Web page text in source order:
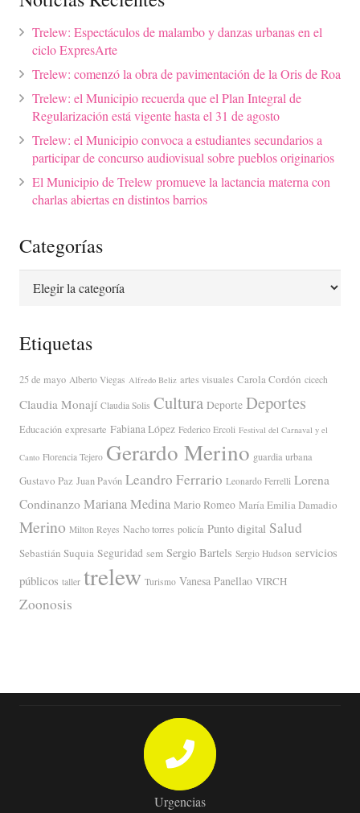
Trelew: Espectáculos de malambo y danzas urbanas en el
ciclo ExpresArte
Trelew: comenzó la obra de pavimentación de la Oris de Roa
Trelew: el Municipio recuerda que el Plan Integral de
Regularización está vigente hasta el 31 de agosto
Trelew: el Municipio convoca a estudiantes secundarios a
participar de concurso audiovisual sobre pueblos originarios
El Municipio de Trelew promueve la lactancia materna con
charlas abiertas en distintos barrios
Categorías
Etiquetas
25 de mayo Alberto Viegas Alfredo Beliz artes visuales Carola Cordón cicech
Claudia Monají Claudia Solis Cultura Deporte Deportes
Educación expresarte Fabiana López Federico Ercoli Festival del Carnaval y el
Canto Florencia Tejero Gerardo Merino guardia urbana
Gustavo Paz Juan Pavón Leandro Ferrario Leonardo Ferrelli Lorena
Condinanzo Mariana Medina Mario Romeo María Emilia Damadio
Merino Milton Reyes Nacho torres policía Punto digital Salud
Sebastián Suquia Seguridad sem Sergio Bartels Sergio Hudson servicios
públicos taller trelew Turismo Vanesa Panellao VIRCH
Zoonosis
Urgencias